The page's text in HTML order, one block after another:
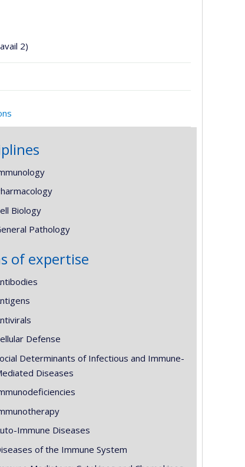
2)
Biology
Pathology
of expertise
Defense
Determinants of Infectious and Immune-
Diseases
Immune Diseases
of the Immune System